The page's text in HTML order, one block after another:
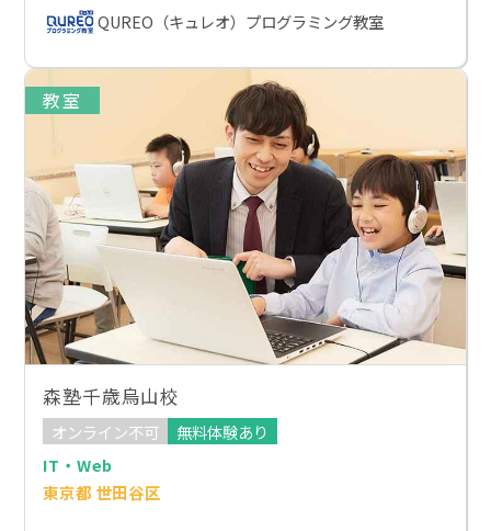
QUREO（キュレオ）プログラミング教室
教室
森塾千歳烏山校
オンライン不可
無料体験あり
IT・Web
東京都 世田谷区